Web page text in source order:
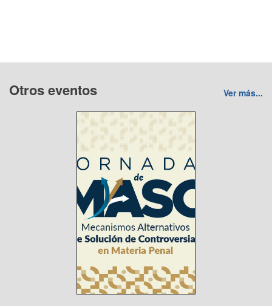
Otros eventos Ver más...